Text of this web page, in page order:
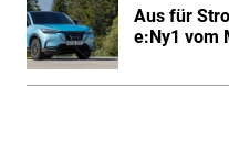
Aus für
e:Ny1 vom